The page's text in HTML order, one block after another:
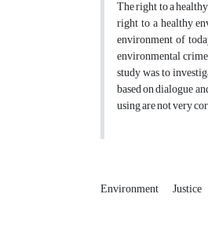
The right to a
right to a healthy
environment of
environmental
study was to
based on dialogue
using are not very
Environment Justice